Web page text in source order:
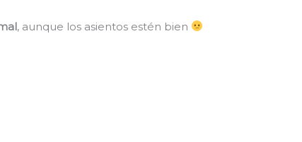
, aunque los asientos estén bien